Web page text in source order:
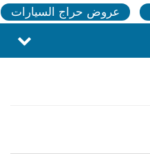
عروض حراج السيارات